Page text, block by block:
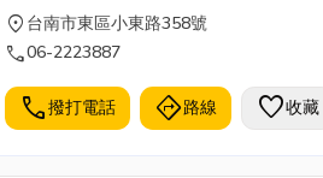
location_on 台南市東區小東路358號
call06-2223887
call撥打電話 directions路線 favorite收藏